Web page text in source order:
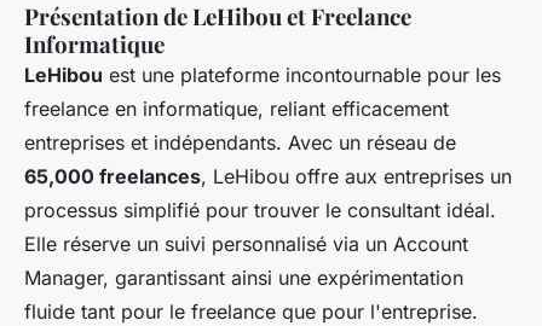
Présentation de LeHibou et Freelance
Informatique
LeHibou est une plateforme incontournable pour les
freelance en informatique, reliant efficacement
entreprises et indépendants. Avec un réseau de
65,000 freelances, LeHibou offre aux entreprises un
processus simplifié pour trouver le consultant idéal.
Elle réserve un suivi personnalisé via un Account
Manager, garantissant ainsi une expérimentation
fluide tant pour le freelance que pour l'entreprise.